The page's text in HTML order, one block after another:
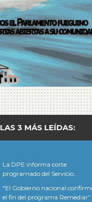
LAS 3 MÁS LEÍDAS:
La DPE informa corte
programado del Servicio…
“El Gobierno nacional
el fin del programa Remediar”